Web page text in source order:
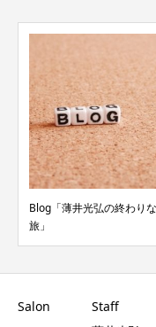
Blog「薄井光弘の終わり
旅」
Salon
Staff